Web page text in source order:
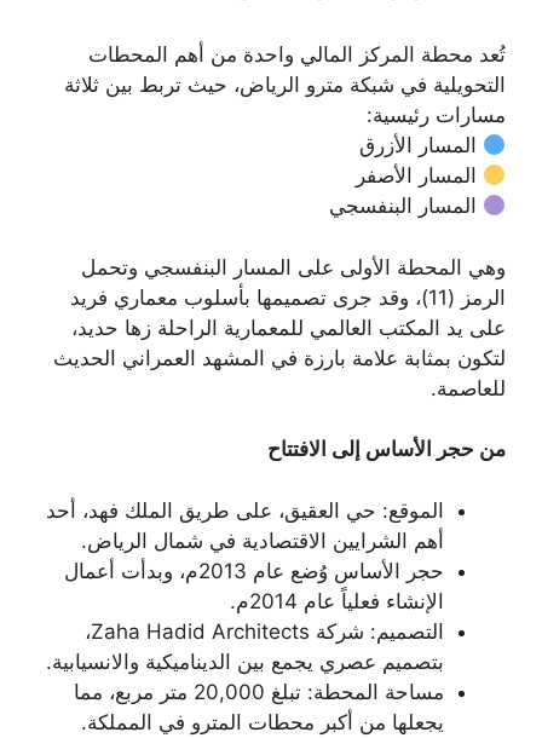
تُعد محطة المركز المالي واحدة من أهم المحطات
التحويلية في شبكة مترو الرياض، حيث تربط بين ثلاثة
مسارات رئيسية:
المسار الأزرق
المسار الأصفر
المسار البنفسجي
وهي المحطة الأولى على المسار البنفسجي وتحمل
الرمز (11)، وقد جرى تصميمها بأسلوب معماري فريد
على يد المكتب العالمي للمعمارية الراحلة زها حديد،
لتكون بمثابة علامة بارزة في المشهد العمراني الحديث
للعاصمة.
من حجر الأساس إلى الافتتاح
الموقع: حي العقيق، على طريق الملك فهد، أحد
أهم الشرايين الاقتصادية في شمال الرياض.
حجر الأساس وُضع عام 2013م، وبدأت أعمال
الإنشاء فعلياً عام 2014م.
التصميم: شركة Zaha Hadid Architects،
بتصميم عصري يجمع بين الديناميكية والانسيابية.
مساحة المحطة: تبلغ 20,000 متر مربع، مما
يجعلها من أكبر محطات المترو في المملكة.